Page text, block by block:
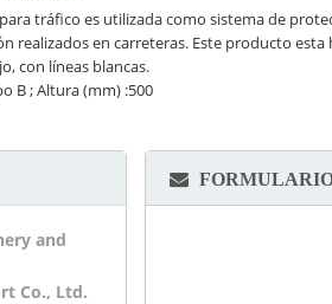
tráfico es utilizada como sistema de
realizados en carreteras. Este producto
con líneas blancas.
B ; Altura (mm) :500
and
Co., Ltd.